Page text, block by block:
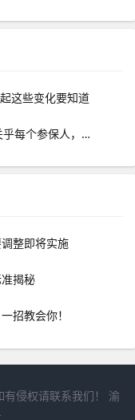
这些变化要知道
9月1日起医保缴费年限调整！这些变化关乎每个参保人，速看！
整即将实施
揭秘
招教会你！
有侵权请联系我们！ 渝